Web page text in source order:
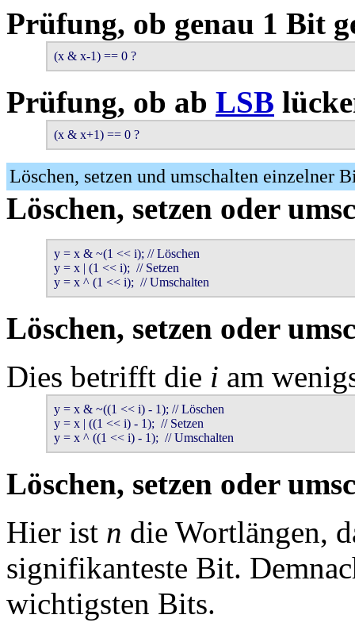
Prüfung, ob genau 1 Bit
(x & x-1) == 0 ?
Prüfung, ob ab LSB
(x & x+1) == 0 ?
Löschen, setzen und umschalten einzelner
Löschen, setzen oder
y = x & ~(1 << i); // Löschen
y = x | (1 << i);  // Setzen
y = x ^ (1 << i);  // Umschalten
Löschen, setzen oder
Dies betrifft die i am
y = x & ~((1 << i) - 1); // Löschen
y = x | ((1 << i) - 1);  // Setzen
y = x ^ ((1 << i) - 1);  // Umschalten
Löschen, setzen oder
Hier ist n die Wortlängen,
signifikanteste Bit.
wichtigsten Bits.